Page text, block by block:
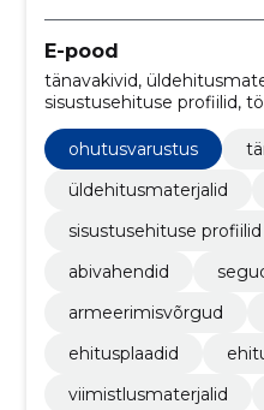
E-pood
tänavakivid,
sisustusehituse profiilid,
ehitusplaadid
ohutusvarustus
üldehitusmaterjalid
sisustusehituse profiilid
abivahendid
armeerimisvõrgud
ehitusplaadid
viimistlusmaterjalid